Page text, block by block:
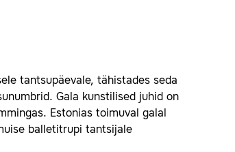
tantsupäevale, tähistades seda
Gala kunstilised juhid on
Estonias toimuval galal
balletitrupi tantsijale